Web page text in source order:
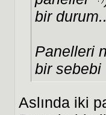
bir
Panelleri
bir sebebi
Aslında iki